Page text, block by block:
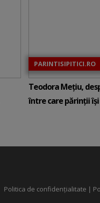
PARINTISIPITICI.RO
Teodora Mețiu,
între care părinții își
Politica de confidențialitate |